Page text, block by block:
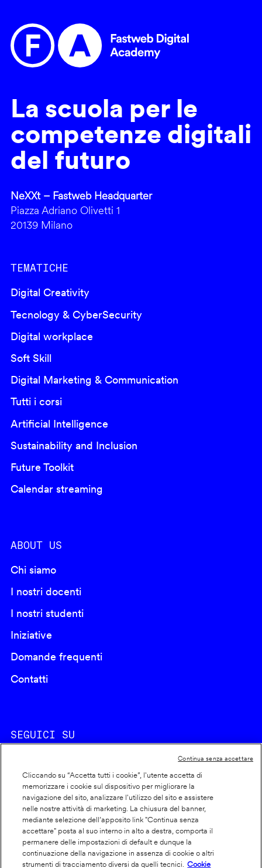
La scuola per le
competenze digitali
del futuro
NeXXt – Fastweb Headquarter
Piazza Adriano Olivetti 1
20139 Milano
TEMATICHE
Digital Creativity
Tecnology & CyberSecurity
Digital workplace
Soft Skill
Digital Marketing & Communication
Tutti i corsi
Artificial Intelligence
Sustainability and Inclusion
Future Toolkit
Calendar streaming
ABOUT US
Chi siamo
I nostri docenti
I nostri studenti
Iniziative
Domande frequenti
Contatti
SEGUICI SU
Footer
info
Cookie policy
Dichiarazione di accessibilità
Privacy
Cliccando su “Accetta tutti i cookie”, l'utente accetta di
memorizzare i cookie sul dispositivo per migliorare la
navigazione del sito, analizzare l'utilizzo del sito e assistere
nelle nostre attività di marketing. La chiusura del banner,
mediante selezione dell’apposito link "Continua senza
accettare" posta al suo interno in alto a destra, comporta il
permanere delle impostazioni di default e dunque la
continuazione della navigazione in assenza di cookie o altri
strumenti di tracciamento diversi da quelli tecnici.
Cookie
Continua senza accettare